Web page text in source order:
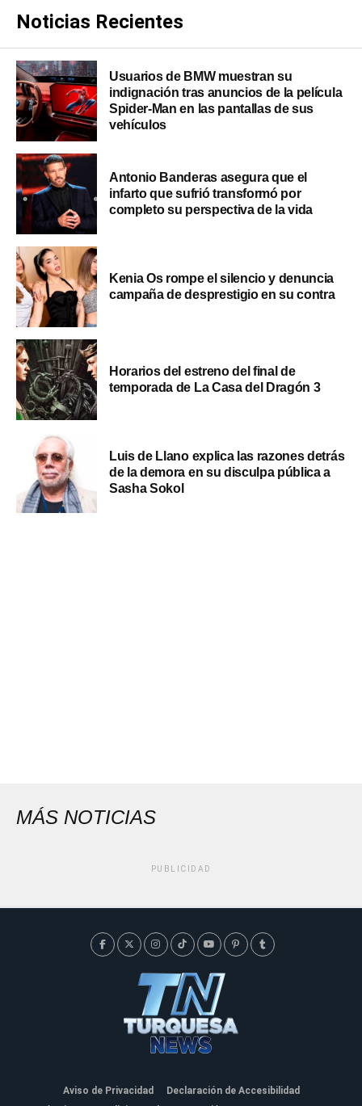
Noticias Recientes
Usuarios de BMW muestran su
indignación tras anuncios de la película
Spider-Man en las pantallas de sus
vehículos
Antonio Banderas asegura que el
infarto que sufrió transformó por
completo su perspectiva de la vida
Kenia Os rompe el silencio y denuncia
campaña de desprestigio en su contra
Horarios del estreno del final de
temporada de La Casa del Dragón 3
Luis de Llano explica las razones detrás
de la demora en su disculpa pública a
Sasha Sokol
MÁS NOTICIAS
PUBLICIDAD
Aviso de Privacidad
Declaración de Accesibilidad